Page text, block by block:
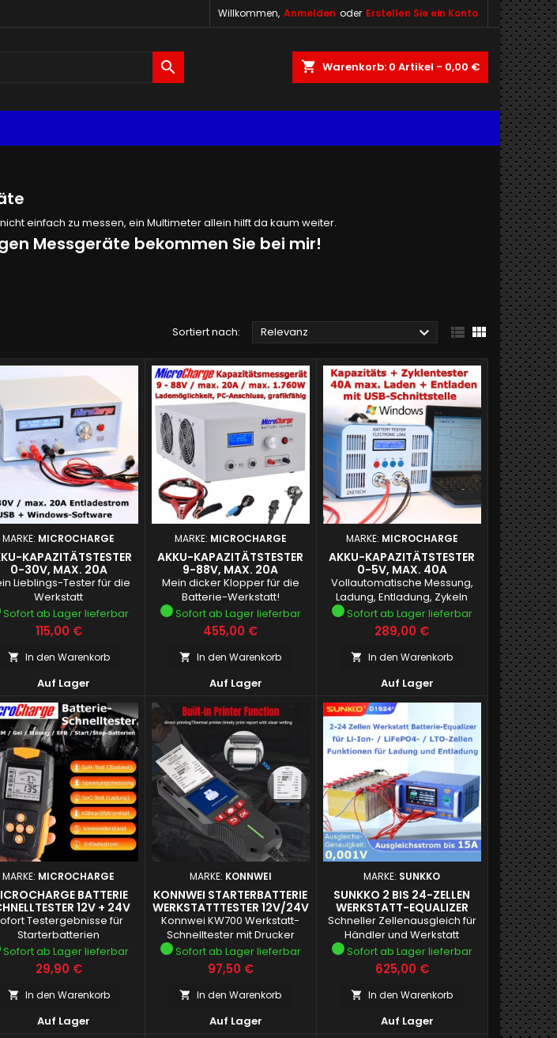
Willkommen, Anmelden oder Erstellen Sie ein Konto
shopping_cart Warenkorb: 0 Artikel - 0,00 €

einfach zu messen, ein Multimeter allein hilft da kaum weiter.
Messgeräte bekommen Sie bei mir!
Sortiert nach: Relevanz   
MARKE: MICROCHARGE
KAPAZITÄTSTESTER
0-30V, MAX. 20A
Lieblings-Tester für die
Werkstatt
Sofort ab Lager lieferbar
Preis
115,00 €
 In den Warenkorb
Auf Lager
MARKE: MICROCHARGE
AKKU-KAPAZITÄTSTESTER
9-88V, MAX. 20A
Mein dicker Klopper für die
Batterie-Werkstatt!
Sofort ab Lager lieferbar
Preis
455,00 €
 In den Warenkorb
Auf Lager
MARKE: MICROCHARGE
AKKU-KAPAZITÄTSTESTER
0-5V, MAX. 40A
Vollautomatische Messung,
Ladung, Entladung, Zykeln
Sofort ab Lager lieferbar
Preis
289,00 €
 In den Warenkorb
Auf Lager
MARKE: MICROCHARGE
BATTERIE
12V + 24V
Testergebnisse für
Starterbatterien
Sofort ab Lager lieferbar
Preis
29,90 €
 In den Warenkorb
Auf Lager
MARKE: KONNWEI
KONNWEI STARTERBATTERIE
WERKSTATTTESTER 12V/24V
MIT DRUCKER
Konnwei KW700 Werkstatt-
Schnelltester mit Drucker
Sofort ab Lager lieferbar
Preis
97,50 €
 In den Warenkorb
Auf Lager
MARKE: SUNKKO
SUNKKO 2 BIS 24-ZELLEN
WERKSTATT-EQUALIZER
D1524+
Schneller Zellenausgleich für
Händler und Werkstatt
Sofort ab Lager lieferbar
Preis
625,00 €
 In den Warenkorb
Auf Lager